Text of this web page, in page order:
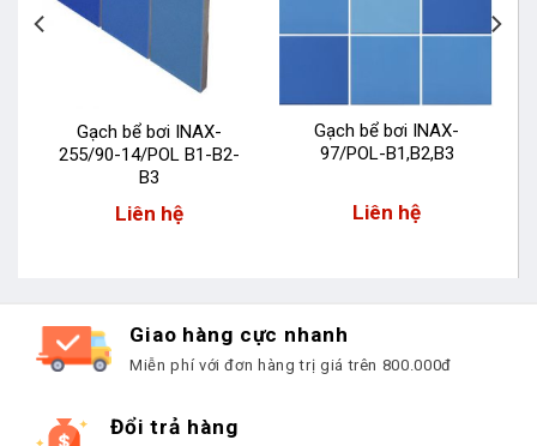
Gạch bể bơi INAX-
255/90-14/POL B1-B2-
B3
Liên hệ
Gạch bể bơi INAX-
97/POL-B1,B2,B3
Liên hệ
Giao hàng cực nhanh
Miễn phí với đơn hàng trị giá trên 800.000đ
Đổi trả hàng